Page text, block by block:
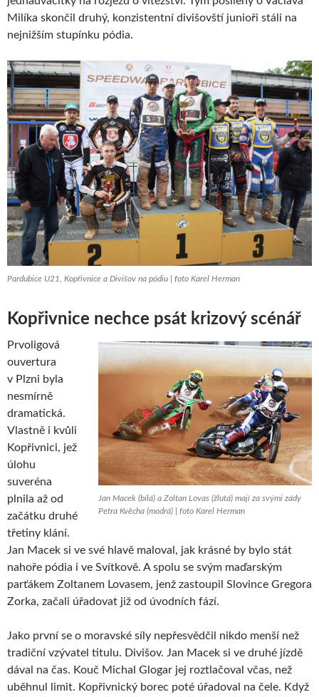
Milíka skončil druhý, konzistentní divišovští junioři stáli na
nejnižším stupínku pódia.
Pardubice U21, Kopřivnice a Divišov na pódiu | foto Karel Herman
Kopřivnice nechce psát krizový scénář
Jan Macek (bílá) a Zoltan Lovas (žlutá) mají za svými zády
Petra Kvěcha (modrá) | foto Karel Herman
Prvoligová
ouvertura
v Plzni byla
nesmírně
dramatická.
Vlastně i kvůli
Kopřivnici, jež
úlohu
suveréna
plnila až od
začátku druhé
třetiny klání.
Jan Macek si ve své hlavě maloval, jak krásné by bylo stát
nahoře pódia i ve Svítkově. A spolu se svým maďarským
parťákem Zoltanem Lovasem, jenž zastoupil Slovince Gregora
Zorka, začali úřadovat již od úvodních fází.
Jako první se o moravské síly nepřesvědčil nikdo menší než
tradiční vzývatel titulu. Divišov. Jan Macek si ve druhé jízdě
dával na čas. Kouč Michal Glogar jej roztlačoval včas, než
uběhnul limit. Kopřivnický borec poté úřadoval na čele. Když